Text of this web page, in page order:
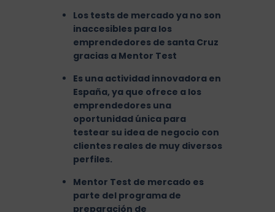
Los tests de mercado ya no son
inaccesibles para los
emprendedores de santa Cruz
gracias a Mentor Test
Es una actividad innovadora en
España, ya que ofrece a los
emprendedores una
oportunidad única para
testear su idea de negocio con
clientes reales de muy diversos
perfiles.
Mentor Test de mercado es
parte del programa de
preparación de